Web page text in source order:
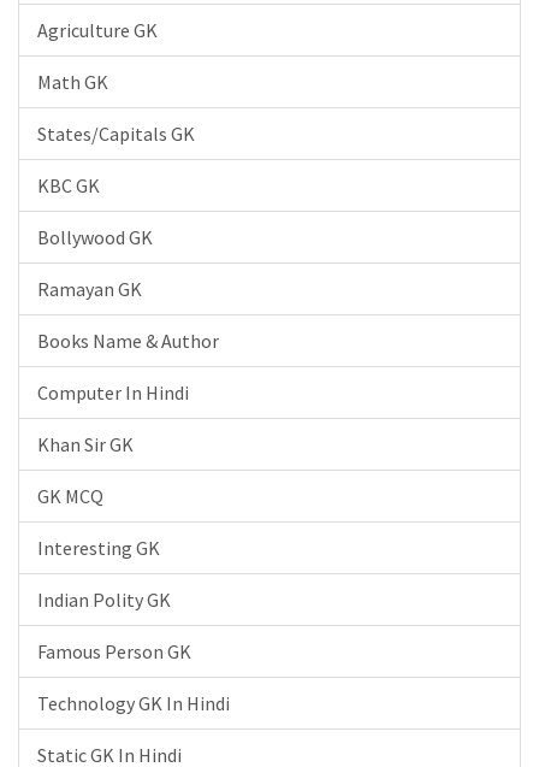
Agriculture GK
Math GK
States/Capitals GK
KBC GK
Bollywood GK
Ramayan GK
Books Name & Author
Computer In Hindi
Khan Sir GK
GK MCQ
Interesting GK
Indian Polity GK
Famous Person GK
Technology GK In Hindi
Static GK In Hindi